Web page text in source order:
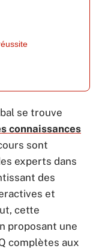
se trouve
connaissances
sont
experts dans
des
et
cette
proposant une
complètes aux